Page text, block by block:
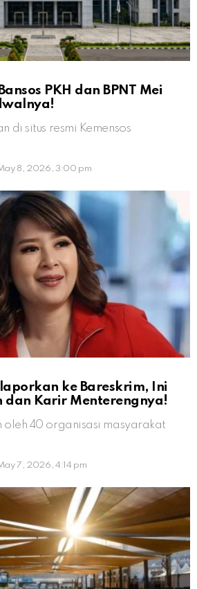
PKH dan BPNT Mei
di situs resmi Kemensos
8, 2026, 3:00 pm
ke Bareskrim, Ini
dan Karir Menterengnya!
oleh 40 organisasi masyarakat
7, 2026, 4:14 pm